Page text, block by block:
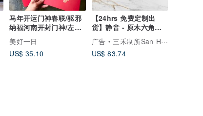
马年开运门神春联/驱邪
纳福河南开封门神/左右
一对/烫亮古铜金
美好一日
US$ 35.10
【24hrs 免费定制出
货】静音 - 原木六角原
子笔 (黑) 免费刻字
广告
三禾制所San Ho Studio
US$ 83.74